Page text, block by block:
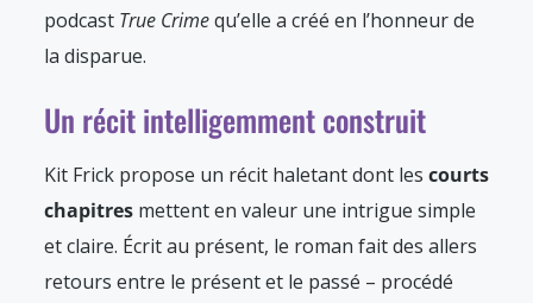
podcast True Crimequ’elle a créé en l’honneur de
la disparue.
Un récit intelligemment construit
Kit Frick propose un récit haletant dont les courts
chapitres mettent en valeur une intrigue simple
et claire. Écrit au présent, le roman fait des allers
retours entre le présent et le passé – procédé